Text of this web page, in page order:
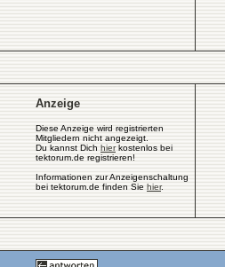
Anzeige
Diese Anzeige wird registrierten
Mitgliedern nicht angezeigt.
Du kannst Dich hierkostenlos bei
tektorum.de registrieren!
Informationen zur Anzeigenschaltung
bei tektorum.de finden Sie hier.